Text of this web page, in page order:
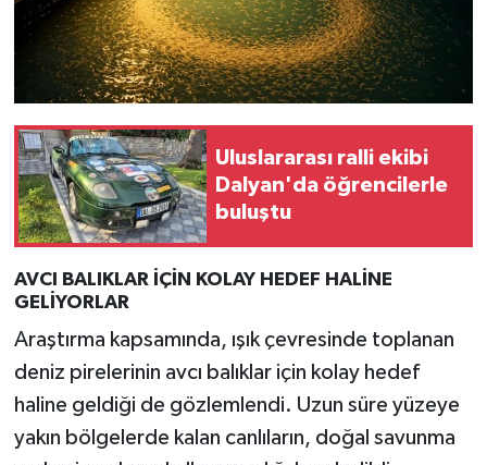
Uluslararası ralli ekibi
Dalyan'da öğrencilerle
buluştu
AVCI BALIKLAR İÇİN KOLAY HEDEF HALİNE
GELİYORLAR
Araştırma kapsamında, ışık çevresinde toplanan
deniz pirelerinin avcı balıklar için kolay hedef
haline geldiği de gözlemlendi. Uzun süre yüzeye
yakın bölgelerde kalan canlıların, doğal savunma
Yaşam
Yemek Tarifleri